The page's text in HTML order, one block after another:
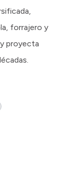
forrajero y
proyecta